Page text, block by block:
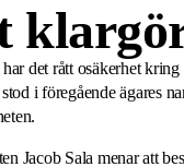
det rått osäkerhet
i föregående ägares
Jacob Sala menar att